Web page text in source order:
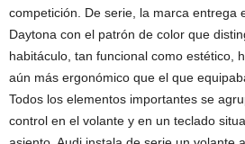
competición. De serie, la marca entrega
Daytona con el patrón de color que
habitáculo, tan funcional como estético,
aún más ergonómico que el que
Todos los elementos importantes se
control en el volante y en un teclado